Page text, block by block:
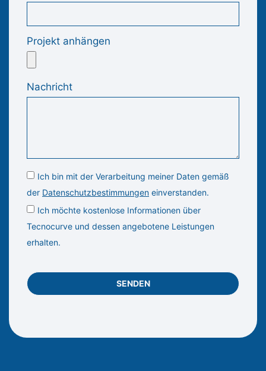
Projekt anhängen
Nachricht
Ich bin mit der Verarbeitung meiner Daten gemäß
der Datenschutzbestimmungen einverstanden.
Ich möchte kostenlose Informationen über
Tecnocurve und dessen angebotene Leistungen
erhalten.
SENDEN